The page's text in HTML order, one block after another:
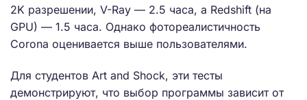
2K разрешении, V-Ray — 2.5 часа, а Redshift (на
GPU) — 1.5 часа. Однако фотореалистичность
Corona оценивается выше пользователями.
Для студентов Art and Shock, эти тесты
демонстрируют, что выбор программы зависит от